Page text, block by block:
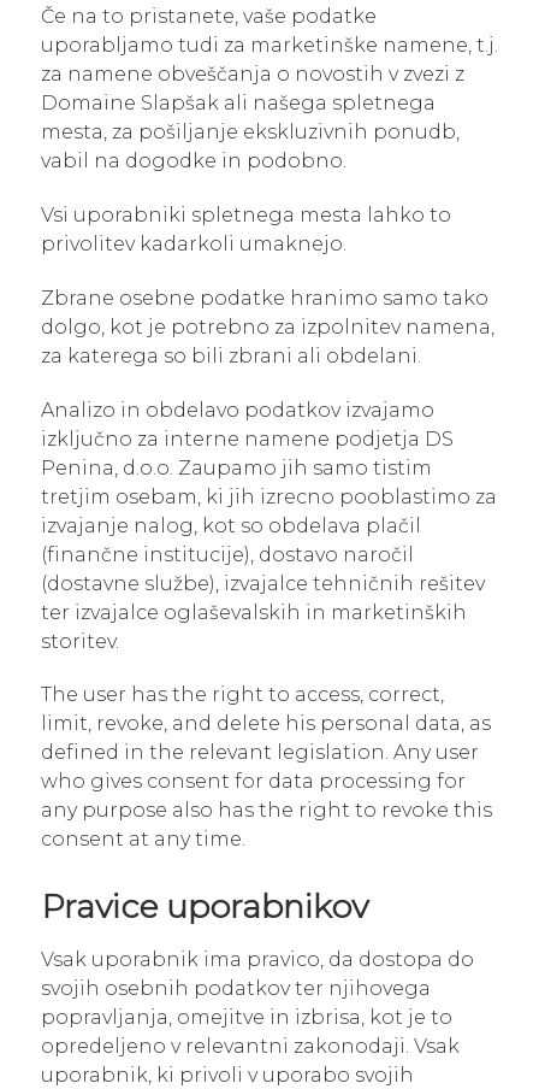
Če na to pristanete, vaše podatke
uporabljamo tudi za marketinške namene, t.j.
za namene obveščanja o novostih v zvezi z
Domaine Slapšak ali našega spletnega
mesta, za pošiljanje ekskluzivnih ponudb,
vabil na dogodke in podobno.
Vsi uporabniki spletnega mesta lahko to
privolitev kadarkoli umaknejo.
Zbrane osebne podatke hranimo samo tako
dolgo, kot je potrebno za izpolnitev namena,
za katerega so bili zbrani ali obdelani.
Analizo in obdelavo podatkov izvajamo
izključno za interne namene podjetja DS
Penina, d.o.o. Zaupamo jih samo tistim
tretjim osebam, ki jih izrecno pooblastimo za
izvajanje nalog, kot so obdelava plačil
(finančne institucije), dostavo naročil
(dostavne službe), izvajalce tehničnih rešitev
ter izvajalce oglaševalskih in marketinških
storitev.
The user has the right to access, correct,
limit, revoke, and delete his personal data, as
defined in the relevant legislation. Any user
who gives consent for data processing for
any purpose also has the right to revoke this
consent at any time.
Pravice uporabnikov
Vsak uporabnik ima pravico, da dostopa do
svojih osebnih podatkov ter njihovega
popravljanja, omejitve in izbrisa, kot je to
opredeljeno v relevantni zakonodaji. Vsak
uporabnik, ki privoli v uporabo svojih